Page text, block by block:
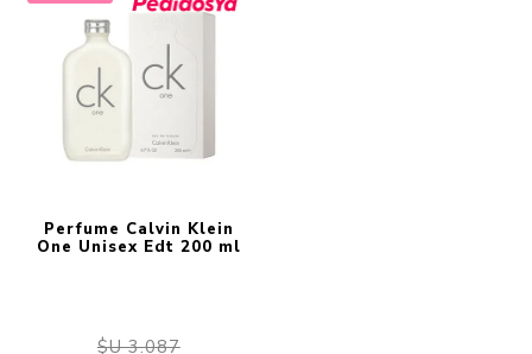
Perfume Calvin Klein
One Unisex Edt 200 ml
$U 3.087